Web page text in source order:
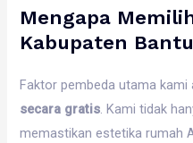
Mengapa
Kabupaten
Faktor pembeda utama kami
secara gratis. Kami tidak
memastikan estetika rumah